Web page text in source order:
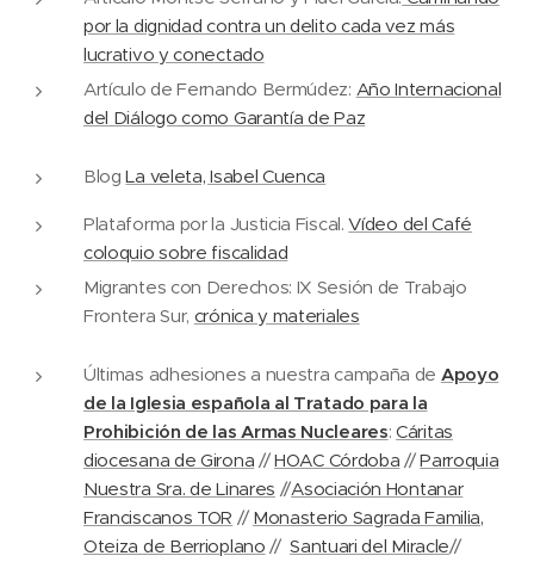
por la dignidad contra un delito cada vez más
lucrativo y conectado
Artículo de Fernando Bermúdez: Año Internacional
del Diálogo como Garantía de Paz
BlogLa veleta, Isabel Cuenca
Plataforma por la Justicia Fiscal.Vídeo del Café
coloquio sobre fiscalidad
Migrantes con Derechos: IX Sesión de Trabajo
Frontera Sur, crónica y materiales
Últimas adhesiones a nuestra campaña de Apoyo
de la Iglesia española al Tratado para la
Prohibición de las Armas Nucleares:Cáritas
diocesana de Girona //HOAC Córdoba //Parroquia
Nuestra Sra. de Linares //Asociación Hontanar
Franciscanos TOR // Monasterio Sagrada Familia,
Oteiza de Berrioplano //Santuari del Miracle//